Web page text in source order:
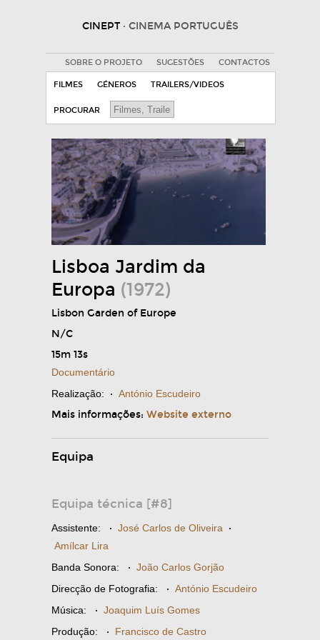
CINEPT · CINEMA PORTUGUÊS
SOBRE O PROJETO SUGESTÕES CONTACTOS
FILMES GÉNEROS TRAILERS/VIDEOS
PROCURAR
Lisboa Jardim da
Europa (1972)
Lisbon Garden of Europe
N/C
15m 13s
Documentário
Realização: · António Escudeiro
Mais informações: Website externo
Equipa
Equipa técnica [#8]
Assistente: · José Carlos de Oliveira ·
Amílcar Lira
Banda Sonora: · João Carlos Gorjão
Direcção de Fotografia: · António Escudeiro
Música: · Joaquim Luís Gomes
Produção: · Francisco de Castro